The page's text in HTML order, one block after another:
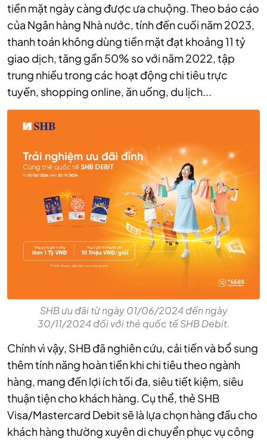
tiền mặt ngày càng được ưa chuộng. Theo báo cáo
của Ngân hàng Nhà nước, tính đến cuối năm 2023,
thanh toán không dùng tiền mặt đạt khoảng 11 tỷ
giao dịch, tăng gần 50% so với năm 2022, tập
trung nhiều trong các hoạt động chi tiêu trực
tuyến, shopping online, ăn uống, du lịch...
SHB ưu đãi từ ngày 01/06/2024 đến ngày
30/11/2024 đối với thẻ quốc tế SHB Debit.
Chính vì vậy, SHB đã nghiên cứu, cải tiến và bổ sung
thêm tính năng hoàn tiền khi chi tiêu theo ngành
hàng, mang đến lợi ích tối đa, siêu tiết kiệm, siêu
thuận tiện cho khách hàng. Cụ thể, thẻ SHB
Visa/Mastercard Debit sẽ là lựa chọn hàng đầu cho
khách hàng thường xuyên di chuyển phục vụ công